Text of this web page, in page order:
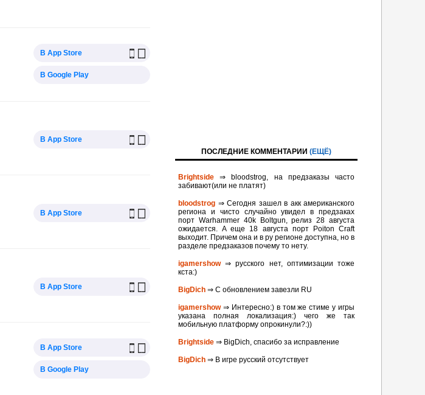
В App Store
В Google Play
В App Store
В App Store
В App Store
В App Store
В Google Play
ПОСЛЕДНИЕ КОММЕНТАРИИ (ЕЩЁ)
Brightside ⇒ bloodstrog, на предзаказы часто
забивают(или не платят)
bloodstrog ⇒ Сегодня зашел в акк американского
региона и чисто случайно увидел в предзаках
порт Warhammer 40k Boltgun, релиз 28 августа
ожидается. A eще 18 августа порт Poiton Сraft
выходит. Причем она и в ру регионе доступна, но в
разделе предзаказов почему то нету.
igamershow⇒ русского нет, оптимизации тоже
кста:)
BigDich ⇒ С обновлением завезли RU
igamershow⇒ Интересно:) в том же стиме у игры
указана полная локализация:) чего же так
мобильную платформу опрокинули?:))
Brightside ⇒ BigDich, спасибо за исправление
BigDich ⇒ В игре русский отсутствует